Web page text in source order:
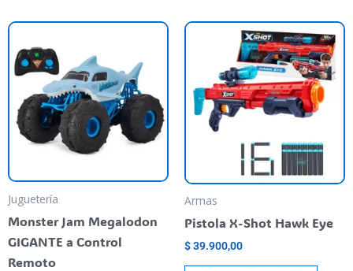
Juguetería
Monster Jam Megalodon
GIGANTE a Control
Remoto
Armas
Pistola X-Shot Hawk Eye
$39.900,00